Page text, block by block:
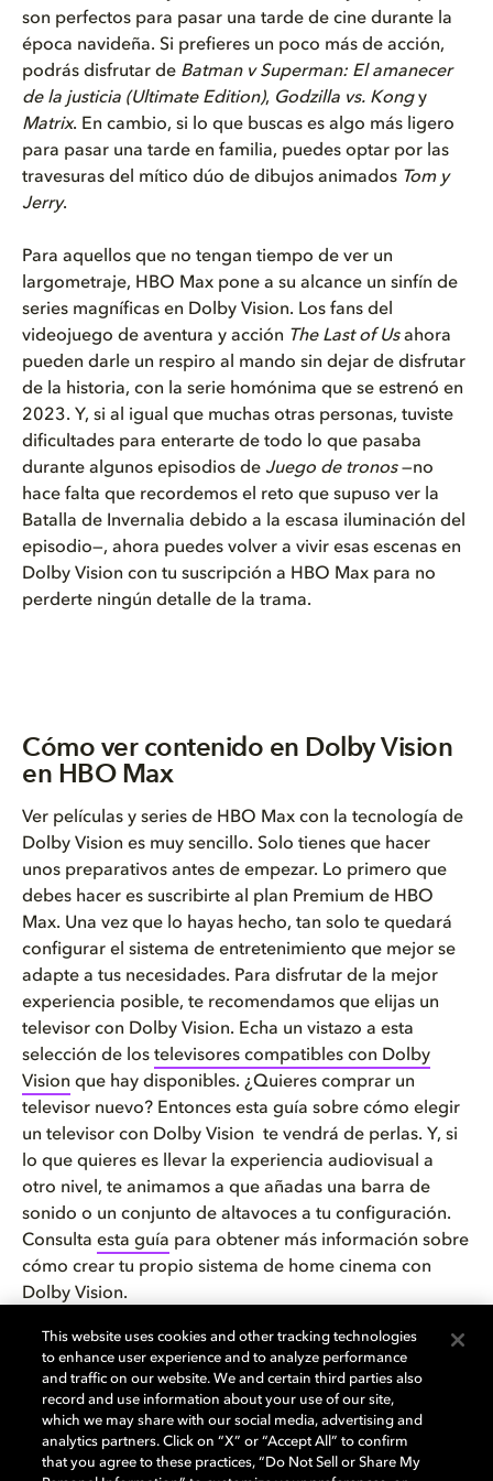
son perfectos para pasar una tarde de cine durante la
época navideña. Si prefieres un poco más de acción,
podrás disfrutar de Batman v Superman: El amanecer
de la justicia (Ultimate Edition), Godzilla vs. Kongy
Matrix. En cambio, si lo que buscas es algo más ligero
para pasar una tarde en familia, puedes optar por las
travesuras del mítico dúo de dibujos animados Tom y
Jerry.
Para aquellos que no tengan tiempo de ver un
largometraje, HBO Max pone a su alcance un sinfín de
series magníficas en Dolby Vision. Los fans del
videojuego de aventura y acción The Last of Usahora
pueden darle un respiro al mando sin dejar de disfrutar
de la historia, con la serie homónima que se estrenó en
2023. Y, si al igual que muchas otras personas, tuviste
dificultades para enterarte de todo lo que pasaba
durante algunos episodios de Juego de tronos—no
hace falta que recordemos el reto que supuso ver la
Batalla de Invernalia debido a la escasa iluminación del
episodio—, ahora puedes volver a vivir esas escenas en
Dolby Vision con tu suscripción a HBO Max para no
perderte ningún detalle de la trama.
Cómo ver contenido en Dolby Vision
en HBO Max
Ver películas y series de HBO Max con la tecnología de
Dolby Vision es muy sencillo. Solo tienes que hacer
unos preparativos antes de empezar. Lo primero que
debes hacer es suscribirte al plan Premium de HBO
Max. Una vez que lo hayas hecho, tan solo te quedará
configurar el sistema de entretenimiento que mejor se
adapte a tus necesidades. Para disfrutar de la mejor
experiencia posible, te recomendamos que elijas un
televisor con Dolby Vision. Echa un vistazo a esta
selección de los televisores compatibles con Dolby
Vision que hay disponibles. ¿Quieres comprar un
televisor nuevo? Entonces esta guía sobre cómo elegir
un televisor con Dolby Vision te vendrá de perlas. Y, si
lo que quieres es llevar la experiencia audiovisual a
otro nivel, te animamos a que añadas una barra de
sonido o un conjunto de altavoces a tu configuración.
Consulta esta guía para obtener más información sobre
cómo crear tu propio sistema de home cinema con
Dolby Vision.
También puedes ver tus contenidos de HBO Max en
Dolby Vision en cualquier lugar con una amplia gama
de dispositivos móviles. Cada vez se lanzan al mercado
más portátiles y tabletas de todo tipo que son
compatibles con Dolby Vision. Y, si eres de los que
This website uses cookies and other tracking technologies
to enhance user experience and to analyze performance
and traffic on our website. We and certain third parties also
record and use information about your use of our site,
which we may share with our social media, advertising and
analytics partners. Click on “X” or “Accept All” to confirm
that you agree to these practices, “Do Not Sell or Share My